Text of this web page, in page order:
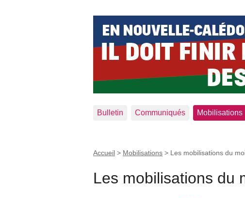
Bulletin Communiqués Mobilisations
Accueil > Mobilisations > Les mobilisations du
Les mobilisations du